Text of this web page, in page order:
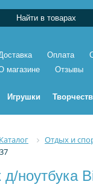
Оплата
магазине
Отзывы
Игрушки
Каталог Отдых и
д/ноутбука